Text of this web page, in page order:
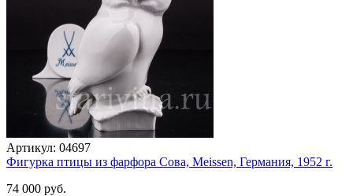
Артикул: 04697
Фигурка птицы из фарфора Сова, Meissen, Германия, 1952 г.
74 000 руб.